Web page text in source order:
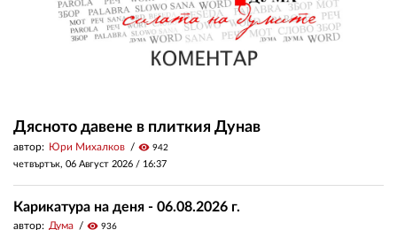
Дясното давене в плиткия Дунав
автор: Юри Михалков visibility 942
четвъртък, 06 Август 2026 / 16:37
Карикатура на деня - 06.08.2026 г.
автор: Дума visibility 936